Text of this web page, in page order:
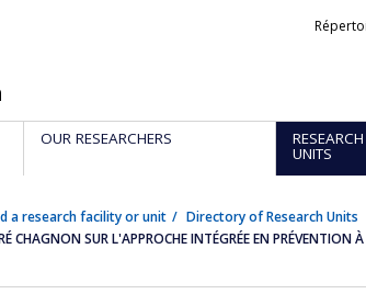
OUR RESEARCHERS
UNITS
a research facility or unit
Directory of Research Units
CHAGNON SUR L'APPROCHE INTÉGRÉE EN PRÉVENTION